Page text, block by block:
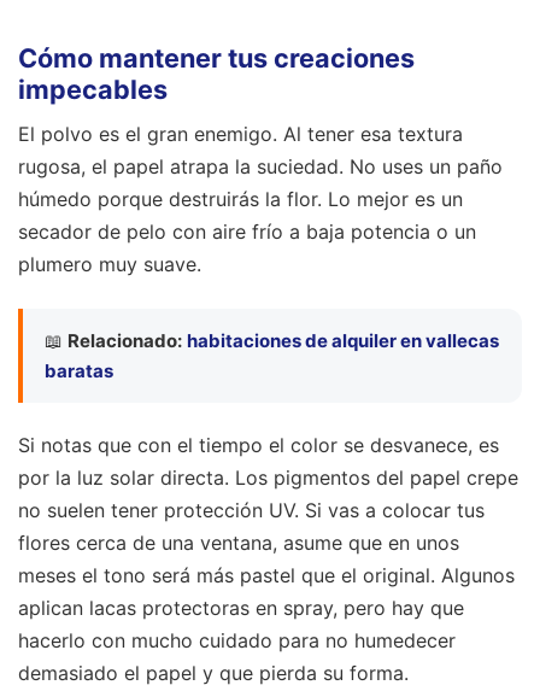
Cómo mantener tus creaciones
impecables
El polvo es el gran enemigo. Al tener esa textura
rugosa, el papel atrapa la suciedad. No uses un paño
húmedo porque destruirás la flor. Lo mejor es un
secador de pelo con aire frío a baja potencia o un
plumero muy suave.
📖 Relacionado: habitaciones de alquiler en vallecas
baratas
Si notas que con el tiempo el color se desvanece, es
por la luz solar directa. Los pigmentos del papel crepe
no suelen tener protección UV. Si vas a colocar tus
flores cerca de una ventana, asume que en unos
meses el tono será más pastel que el original. Algunos
aplican lacas protectoras en spray, pero hay que
hacerlo con mucho cuidado para no humedecer
demasiado el papel y que pierda su forma.